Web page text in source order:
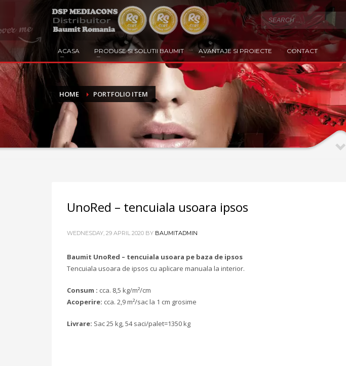
ACASA PRODUSE SI SOLUTII BAUMIT AVANTAJE SI PROIECTE CONTACT
HOME PORTFOLIO ITEM
UnoRed – tencuiala usoara ipsos
WEDNESDAY, 29 APRIL 2020 BY BAUMITADMIN
Baumit UnoRed – tencuiala usoara pe baza de ipsos
Tencuiala usoara de ipsos cu aplicare manuala la interior.
Consum : cca. 8,5 kg/m²/cm
Acoperire: cca. 2,9 m²/sac la 1 cm grosime
Livrare: Sac 25 kg, 54 saci/palet=1350 kg